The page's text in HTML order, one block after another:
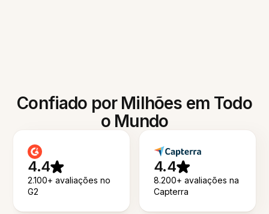
Confiado por Milhões em Todo
o Mundo
4.4
2.100+ avaliações no
G2
4.4
8.200+ avaliações na
Capterra